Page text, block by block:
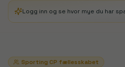
Sporting CP fællesskabet